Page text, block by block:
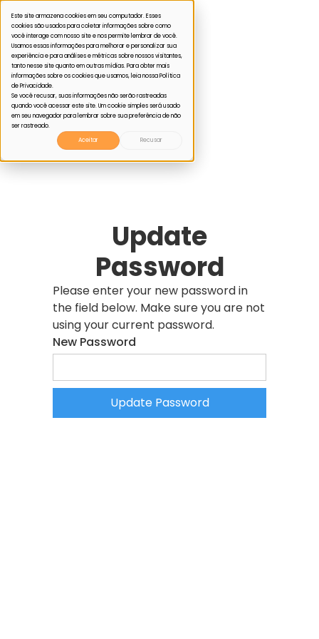
Este site armazena cookies em seu computador. Esses
cookies são usados para coletar informações sobre como
você interage com nosso site e nos permite lembrar de você.
Usamos essas informações para melhorar e personalizar sua
experiência e para análises e métricas sobre nossos visitantes,
tanto nesse site quanto em outras mídias. Para obter mais
informações sobre os cookies que usamos, leia nossa Política
de Privacidade.
Se você recusar, suas informações não serão rastreadas
quando você acessar este site. Um cookie simples será usado
em seu navegador para lembrar sobre sua preferência de não
ser rastreado.
Aceitar
Recusar
Update
Password
Please enter your new password in
the field below. Make sure you are not
using your current password.
New Password